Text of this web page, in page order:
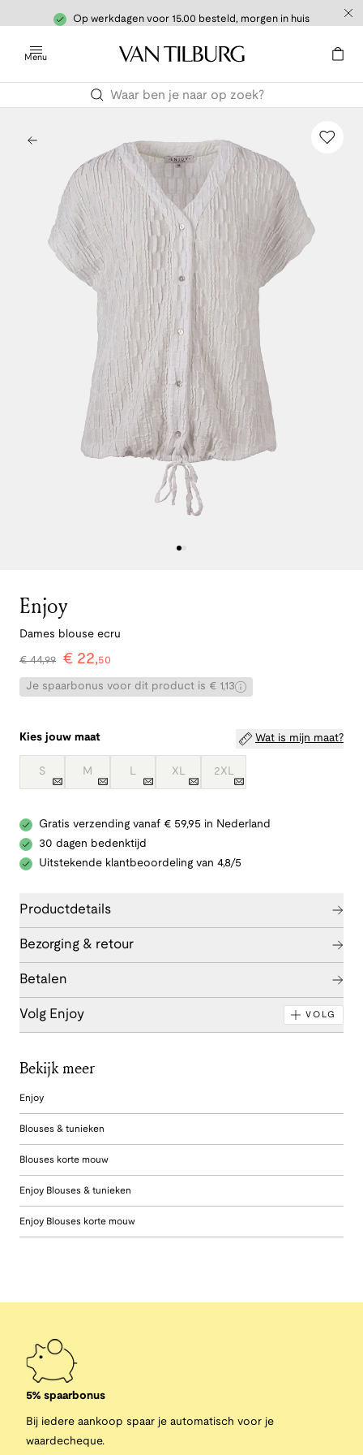
Op werkdagen voor 15.00 besteld, morgen in huis
Menu
Enjoy
Dames blouse ecru
€44,99 € 22,50
Je spaarbonus voor dit product is € 1,13
Kies jouw maat Wat is mijn maat?
S M L XL 2XL
Gratis verzending vanaf € 59,95 in Nederland
30 dagen bedenktijd
Uitstekende klantbeoordeling van 4,8/5
Productdetails
Bezorging & retour
Betalen
Volg Enjoy VOLG
Bekijk meer
Enjoy
Blouses & tunieken
Blouses korte mouw
Enjoy Blouses & tunieken
Enjoy Blouses korte mouw
5% spaarbonus
Bij iedere aankoop spaar je automatisch voor je
waardecheque.